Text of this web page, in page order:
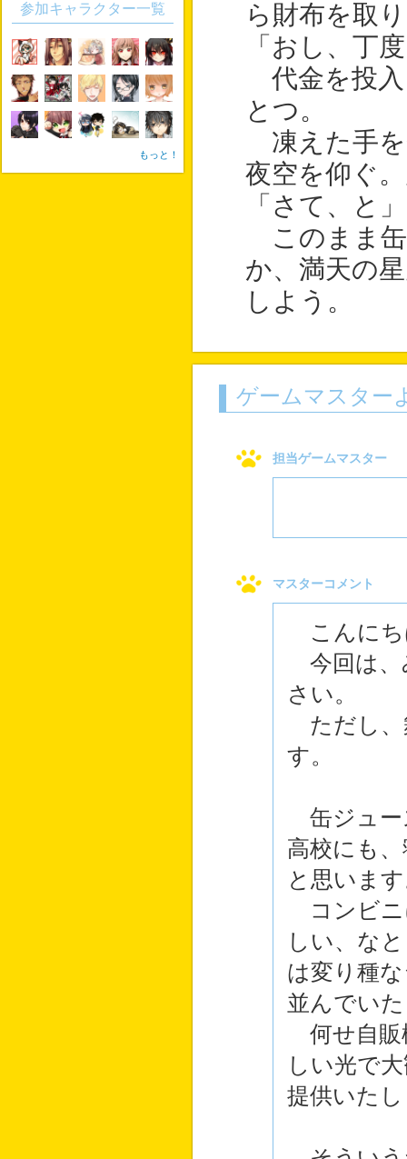
ら財布を取
「おし、丁
代金を投入
とつ。
凍えた手を
夜空を仰ぐ
「さて、と」
このまま缶
か、満天の
しよう。
ゲームマスター
担当ゲームマスター
マスターコメント
こんにち
今回は、
さい。
ただし、
す。
缶ジュー
高校にも
と思いま
コンビニ
しい、な
は変り種
並んでい
何せ自販
しい光で
提供いた
参加キャラクター一覧
もっと！